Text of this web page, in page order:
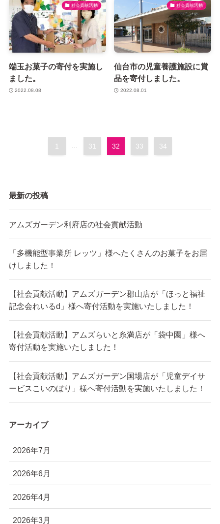
社会貢献活動
端玉お菓子の寄付を実施し
ました。
2022.08.08
社会貢献活動
仙台市の児童養護施設に賞
品を寄付しました。
2022.08.01
1 31 32 33 34
最新の投稿
アムズガーデン利府店の社会貢献活動
「多機能型事業所 レッツ」様へたくさんのお菓子をお届
けしました！
【社会貢献活動】アムズガーデン郡山店が「ほっと福祉
記念会れいるd」様へ寄付活動を実施いたしました！
【社会貢献活動】アムズらいと糸満店が「袋中園」様へ
寄付活動を実施いたしました！
【社会貢献活動】アムズガーデン国場店が「児童デイサ
ービスこいのぼり」様へ寄付活動を実施いたしました！
アーカイブ
2026年7月
2026年6月
2026年4月
2026年3月